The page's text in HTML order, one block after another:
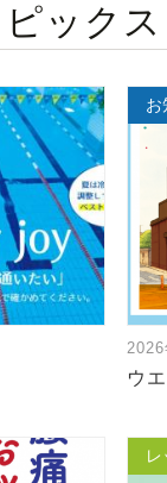
ックス
お
2026
ウ
レ